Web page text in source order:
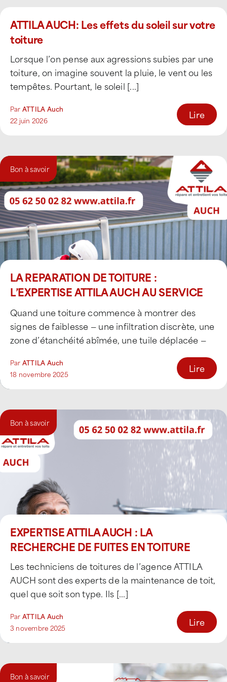
ATTILA AUCH: Les effets du soleil sur votre
toiture
Lorsque l’on pense aux agressions subies par une
toiture, on imagine souvent la pluie, le vent ou les
tempêtes. Pourtant, le soleil [...]
Par ATTILA Auch
22 juin 2026
Lire
Bon à savoir
LA REPARATION DE TOITURE :
L’EXPERTISE ATTILA AUCH AU SERVICE
DE VOS TOITS
Quand une toiture commence à montrer des
signes de faiblesse — une infiltration discrète, une
zone d’étanchéité abîmée, une tuile déplacée —
Par ATTILA Auch
18 novembre 2025
Lire
Bon à savoir
EXPERTISE ATTILA AUCH : LA
RECHERCHE DE FUITES EN TOITURE
Les techniciens de toitures de l’agence ATTILA
AUCH sont des experts de la maintenance de toit,
quel que soit son type. Ils [...]
Par ATTILA Auch
3 novembre 2025
Lire
Bon à savoir